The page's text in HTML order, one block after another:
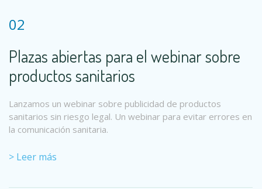
02
Plazas abiertas para el webinar sobre
productos sanitarios
Lanzamos un webinar sobre publicidad de productos
sanitarios sin riesgo legal. Un webinar para evitar errores en
la comunicación sanitaria.
> Leer más